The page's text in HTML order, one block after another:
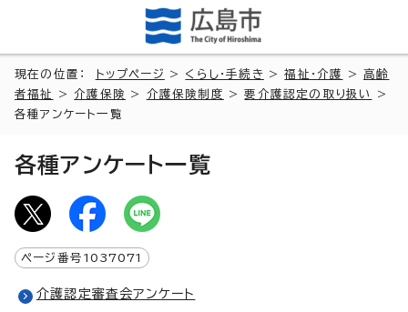
現在の位置： トップページ > くらし・手続き >福祉・介護 >高齢
者福祉
> 介護保険 > 介護保険制度 >要介護認定の取り扱い
>
各種アンケート一覧
各種アンケート一覧
ページ番号 1037071
介護認定審査会アンケート